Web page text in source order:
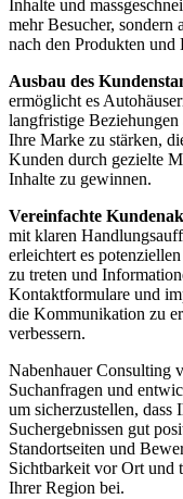
Inhalte und
mehr Besucher, sondern
nach den Produkten und
Ausbau des
ermöglicht es
langfristige Beziehungen
Ihre Marke zu stärken,
Kunden durch gezielte
Inhalte zu gewinnen.
Vereinfachte
mit klaren
erleichtert es
zu treten und
Kontaktformulare und
die Kommunikation zu
verbessern.
Nabenhauer Consulting
Suchanfragen und
um sicherzustellen, dass
Suchergebnissen gut
Standortseiten und
Sichtbarkeit vor Ort und
Ihrer Region bei.